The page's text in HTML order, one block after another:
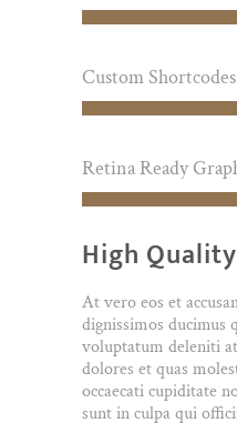
Custom Shortcodes
Retina Ready
High
At vero eos et
dignissimos ducimus
voluptatum deleniti
dolores et quas
occaecati cupiditate
sunt in culpa qui